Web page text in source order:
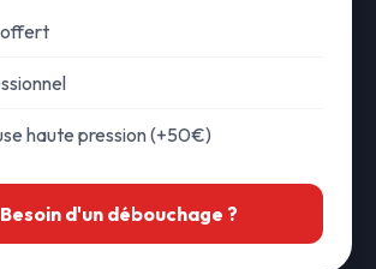
haute pression (+50€)
d'un débouchage ?